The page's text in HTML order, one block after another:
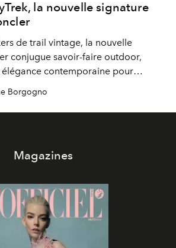
la nouvelle signature
de trail vintage, la nouvelle
conjugue savoir-faire outdoor,
contemporaine pour
du quotidien.
Borgogno
Magazines